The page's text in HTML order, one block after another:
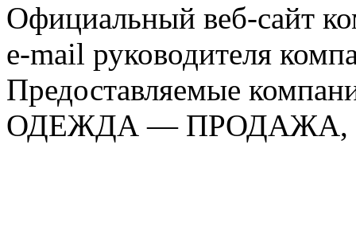
Официальный веб-сайт
e-mail руководителя
Предоставляемые
ОДЕЖДА — ПРОДАЖА,